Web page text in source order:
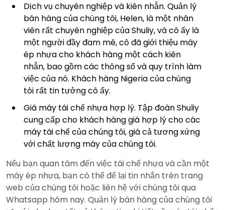
Dịch vụ chuyên nghiệp và kiên nhẫn. Quản lý
bán hàng của chúng tôi, Helen, là một nhân
viên rất chuyên nghiệp của Shuliy, và cô ấy là
một người đầy đam mê, cô đã giới thiệu máy
ép nhựa cho khách hàng một cách kiên
nhẫn, bao gồm các thông số và quy trình làm
việc của nó. Khách hàng Nigeria của chúng
tôi rất tin tưởng cô ấy.
Giá máy tái chế nhựa hợp lý. Tập đoàn Shuliy
cung cấp cho khách hàng giá hợp lý cho các
máy tái chế của chúng tôi, giá cả tương xứng
với chất lượng máy của chúng tôi.
Nếu bạn quan tâm đến việc tái chế nhựa và cần một
máy ép nhựa, bạn có thể để lại tin nhắn trên trang
web của chúng tôi hoặc liên hệ với chúng tôi qua
Whatsapp hôm nay. Quản lý bán hàng của chúng tôi